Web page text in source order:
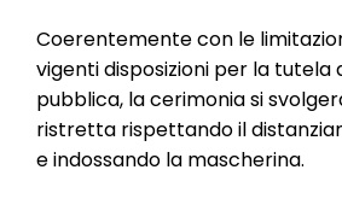
Coerentemente con le
vigenti disposizioni per la tutela
pubblica, la cerimonia si
ristretta rispettando il
e indossando la mascherina.